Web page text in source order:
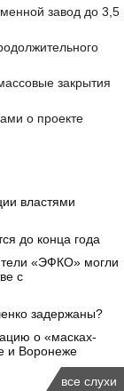
завод до 3,5
закрытия
о проекте
властями
до конца года
«ЭФКО» могли
с
задержаны?
о «масках-
и Воронеже
все слухи